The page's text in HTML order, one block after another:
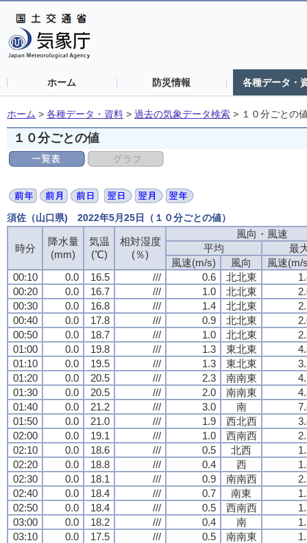
ホーム 防災情報 各種データ・
ホーム > 各種データ・資料 > 過去の気象データ検索 > １０分ごとの
１０分ごとの値
須佐（山口県) 2022年5月25日（１０分ごとの値）
時分
降水量
(mm)
気温
(℃)
相対湿度
(％)
風向・風速
平均
最
風速(m/s)
風向
風速(m/
00:10
0.0 16.5 /// 0.6 北北東
00:20
0.0 16.7 /// 1.0 北北東
00:30
0.0 16.8 /// 1.4 北北東
00:40
0.0 17.8 /// 0.9 北北東
00:50
0.0 18.7 /// 1.0 北北東
01:00
0.0 19.8 /// 1.3 東北東
01:10
0.0 19.5 /// 1.3 東北東
01:20
0.0 20.5 /// 2.3 南南東
01:30
0.0 20.5 /// 2.0 南南東
01:40
0.0 21.2 /// 3.0 南
01:50
0.0 21.0 /// 1.9 西北西
02:00
0.0 19.1 /// 1.0 西南西
02:10
0.0 18.6 /// 0.5 北西
02:20
0.0 18.8 /// 0.4 西
02:30
0.0 18.1 /// 0.9 南南西
02:40
0.0 18.4 /// 0.7 南東
02:50
0.0 18.4 /// 0.5 西南西
03:00
0.0 18.2 /// 0.4 南
03:10
0.0 17.5 /// 0.5 南南東